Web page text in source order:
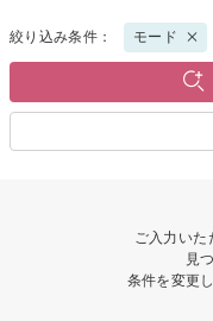
絞り込み条件： モード
ご入力いた
見
条件を変更